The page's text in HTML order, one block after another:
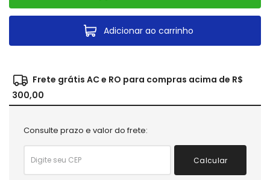
Adicionar ao carrinho
Frete grátis AC e RO para compras acima de R$
300,00
Consulte prazo e valor do frete:
Calcular